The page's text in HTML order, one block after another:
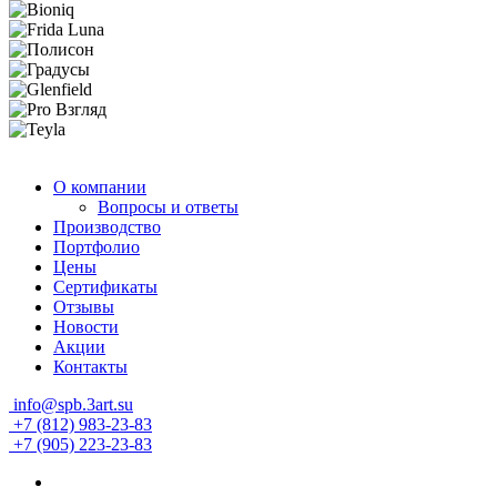
О компании
Вопросы и ответы
Производство
Портфолио
Цены
Сертификаты
Отзывы
Новости
Акции
Контакты
info@spb.3art.su
+7 (812) 983-23-83
+7 (905) 223-23-83